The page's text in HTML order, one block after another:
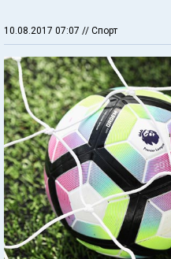
10.08.2017 07:07 // Спорт